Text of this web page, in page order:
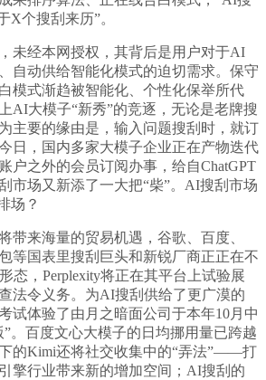
X个搜刮来历”。
经本网授权，其背后是用户对于AI
自动供给智能化模式的迫切需求。保守
模式渐趋被智能化、个性化保举所代
AI大模子“新秀”的竞逐，无论是老牌搜
主要的缘由是，输入问题搜刮时，就订
日，国内多家大模子企业正在产物迭代
户之外的会员订阅办事，给自ChatGPT
市场又新添了一大把“柴”。AI搜刮市场
场？
来海量的贸易机遇，谷歌、百度、
等国表里搜刮巨头和新锐厂商正正在不
态，Perplexity将正在其平台上试验展
法令义务。为AI搜刮供给了更广漠的
试体验了由月之暗面公司于本年10月中
。百度文心大模子的日均挪用量已跨越
的Kimi还将社交收集中的“弄法”——打
擎行业带来新的增加空间；AI搜刮的